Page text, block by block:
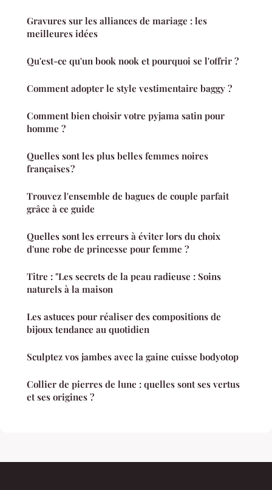
Gravures sur les alliances de mariage : les
meilleures idées
Qu'est-ce qu'un book nook et pourquoi se l'offrir ?
Comment adopter le style vestimentaire baggy ?
Comment bien choisir votre pyjama satin pour
homme ?
Quelles sont les plus belles femmes noires
françaises ?
Trouvez l'ensemble de bagues de couple parfait
grâce à ce guide
Quelles sont les erreurs à éviter lors du choix
d'une robe de princesse pour femme ?
Titre : "Les secrets de la peau radieuse : Soins
naturels à la maison
Les astuces pour réaliser des compositions de
bijoux tendance au quotidien
Sculptez vos jambes avec la gaine cuisse bodyotop
Collier de pierres de lune : quelles sont ses vertus
et ses origines ?